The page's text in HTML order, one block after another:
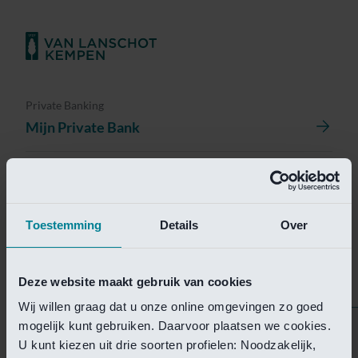
Toestemming Details Over
Deze website maakt gebruik van cookies
Wij willen graag dat u onze online omgevingen zo goed
mogelijk kunt gebruiken. Daarvoor plaatsen we cookies.
U kunt kiezen uit drie soorten profielen: Noodzakelijk,
Private Banking
Mijn Private Bank
Helaas is deze pagina